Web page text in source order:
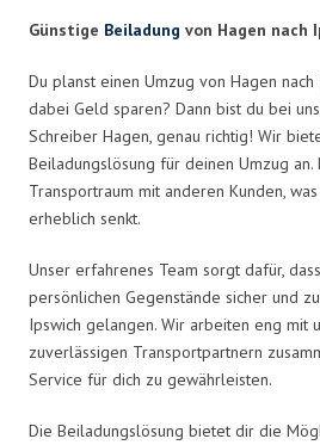
Günstige Beiladung von Hagen nach
Du planst einen Umzug von Hagen
dabei Geld sparen? Dann bist du bei
Schreiber Hagen, genau richtig! Wir
Beiladungslösung für deinen Umzug
Transportraum mit anderen Kunden,
erheblich senkt.
Unser erfahrenes Team sorgt dafür,
persönlichen Gegenstände sicher und
Ipswich gelangen. Wir arbeiten eng mit
zuverlässigen Transportpartnern
Service für dich zu gewährleisten.
Die Beiladungslösung bietet dir die